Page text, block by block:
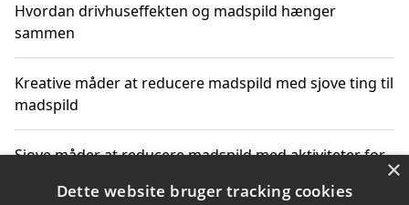
Hvordan drivhuseffekten og madspild hænger
sammen
Kreative måder at reducere madspild med sjove ting til
madspild
Sjove måder at reducere madspild med aktiviteter for×
Dette website bruger tracking cookies